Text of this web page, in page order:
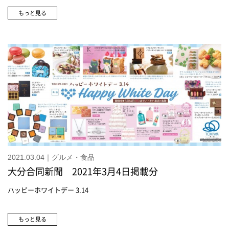
お買求めいただけます＞アンリ・シャルパンティエクレーム・ビスキュ
イ〈いちご〉(9枚入) 972円(税込)トキネットでお買求めいただけます
55,000円(税込)ヴァンドーム青山フロラージュ ネックレス 46,200円(税
込)ヴァンドーム青山ダイヤモンド ベーシック ブレスレット 36,300円
(税込)スワロフスキースパークリング ダンス クローバー ピアス
16,940円(税込)スワロフスキースパークリング ダンス クローバー ネッ
クレス 16,940円(税込)アナスイマジカルローズ ラウンド長財布
27,500円(税込)アナスイマジカルローズ Lファスナー薄マチ長財布
25,300円(税込)コスメデコルテアイグロウ ジェム(アイカラー) 各2,970
円(税込)ピンク系・パープル系・ブラウン系の3色が新登場サルヴァトー
レ フェラガモシニョリーナ パーススプレーキット 9,900円(税込)3月3
もっと見る
2021.03.04｜グルメ・食品
大分合同新聞 2021年3月4日掲載分
ハッピーホワイトデー 3.14
もっと見る